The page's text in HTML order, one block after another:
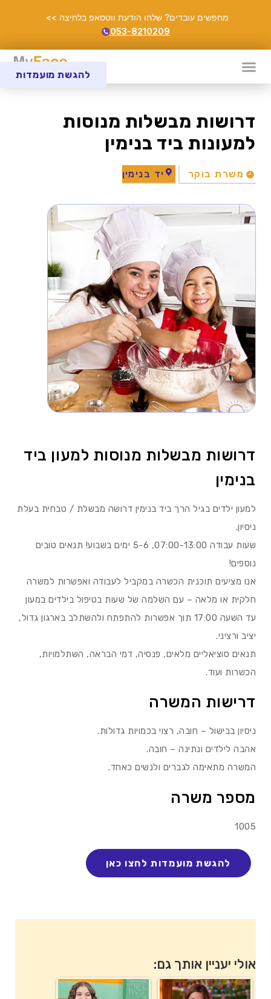
מחפשים עובדים? שלחו הודעת ווטסאפ בלחיצה >>
053-8210209
דרושות מבשלות מנוסות
למעונות ביד בנימין
משרת בוקר יד בנימין
להגשת מועמדות
דרושות מבשלות מנוסות למעון ביד
בנימין
למעון ילדים בגיל הרך ביד בנימין דרושה מבשלת / טבחית בעלת
ניסיון.
שעות עבודה 07:00-13:00, 5-6 ימים בשבוע! תנאים טובים
נוספים!
אנו מציעים תוכנית הכשרה במקביל לעבודה ואפשרות למשרה
חלקית או מלאה – עם השלמה של שעות בטיפול בילדים במעון
עד השעה 17:00 תוך אפשרות להתפתח ולהשתלב בארגון גדול,
יציב ורציני.
תנאים סוציאליים מלאים, פנסיה, דמי הבראה, השתלמויות,
הכשרות ועוד.
דרישות המשרה
ניסיון בבישול – חובה, רצוי בכמויות גדולות.
אהבה לילדים ונתינה – חובה.
המשרה מתאימה לגברים ולנשים כאחד.
מספר משרה
1005
אולי יעניין אותך גם: